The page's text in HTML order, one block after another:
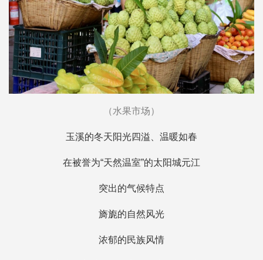
（水果市场）
玉溪的冬天阳光四溢、温暖如春
在被誉为“天然温室”的太阳城元江
突出的气候特点
旖旎的自然风光
浓郁的民族风情